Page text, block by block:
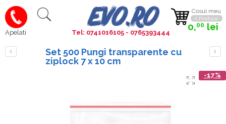
Apelati
Cosul meu
0 Produse
0,00 lei
Tel: 0741016105 - 0765393444
Set 500 Pungi transparente cu
ziplock 7 x 10 cm
-17%